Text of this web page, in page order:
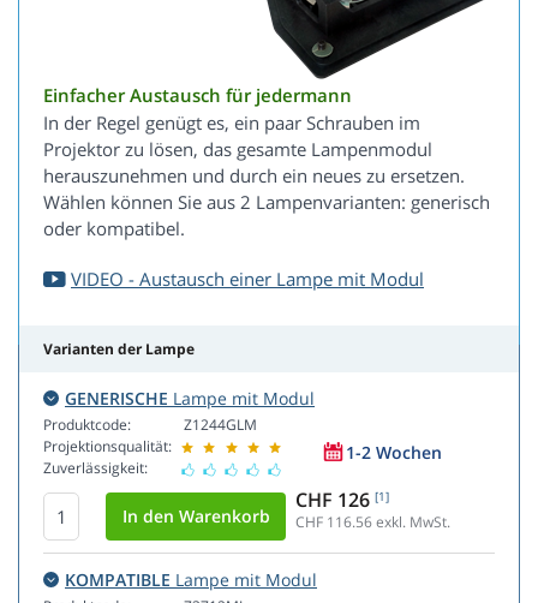
Einfacher Austausch für jedermann
In der Regel genügt es, ein paar Schrauben im
Projektor zu lösen, das gesamte Lampenmodul
herauszunehmen und durch ein neues zu ersetzen.
Wählen können Sie aus 2 Lampenvarianten: generisch
oder kompatibel.
VIDEO - Austausch einer Lampe mit Modul
Varianten der Lampe
GENERISCHE Lampe mit Modul
Produktcode:
Projektionsqualität:
Zuverlässigkeit:
Z1244GLM
1-2 Wochen
CHF 126 [1]
CHF 116.56exkl. MwSt.
KOMPATIBLE Lampe mit Modul